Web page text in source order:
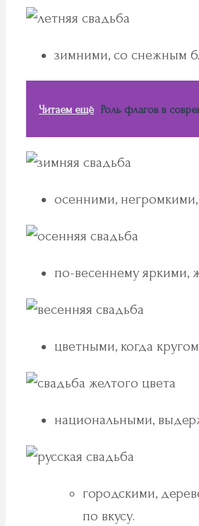
зимними, со снежным
Читаем ещё Роль флагов в
осенними,
по-весеннему яркими,
цветными, когда
национальными,
городскими,
по вкусу.